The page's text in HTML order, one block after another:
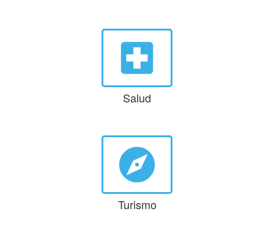
local_hospital
Salud
explore
Turismo